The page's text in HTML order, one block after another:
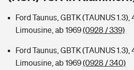
Sie haben Fragen?
Zur Übersicht
Ford Taunus, GBTK (TAUNUS 1.3),
Limousine, ab 1969(0928 / 339)
Ford Taunus, GBTK (TAUNUS 1.3),
Limousine, ab 1969(0928 / 340)